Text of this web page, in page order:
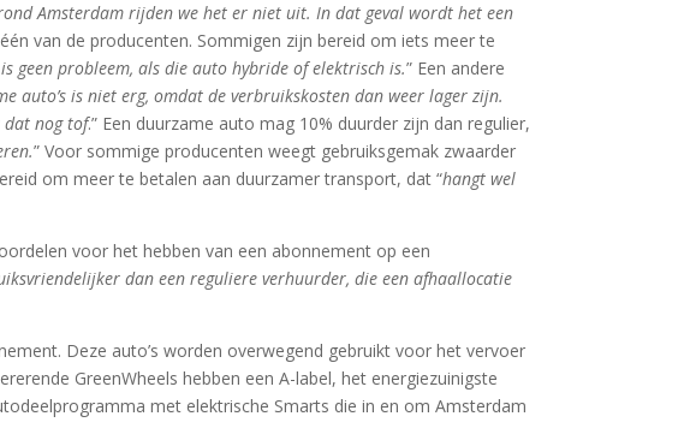
Amsterdam rijden we het er niet uit. In dat geval wordt het een
van de producenten. Sommigen zijn bereid om iets meer te
probleem, als die auto hybride of elektrisch is.” Een andere
auto’s is niet erg, omdat de verbruikskosten dan weer lager zijn.
dat nog tof.” Een duurzame auto mag 10% duurder zijn dan regulier,
” Voor sommige producenten weegt gebruiksgemak zwaarder
om meer te betalen aan duurzamer transport, dat “hangt wel
voor het hebben van een abonnement op een
dan een reguliere verhuurder, die een afhaallocatie
Deze auto’s worden overwegend gebruikt voor het vervoer
GreenWheels hebben een A-label, het energiezuinigste
met elektrische Smarts die in en om Amsterdam